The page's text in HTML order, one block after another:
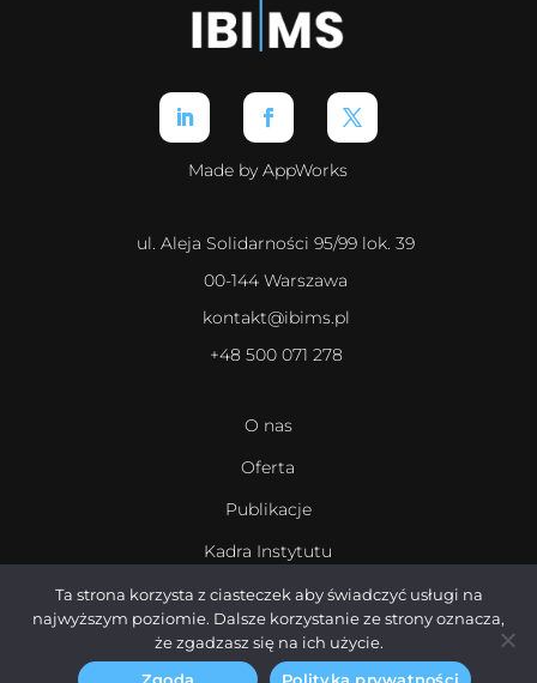
Made by AppWorks
ul. Aleja Solidarności 95/99 lok. 39
00-144 Warszawa
kontakt@ibims.pl
+48 500 071 278
O nas
Oferta
Publikacje
Kadra Instytutu
Kariera
Ta strona korzysta z ciasteczek aby świadczyć usługi na
najwyższym poziomie. Dalsze korzystanie ze strony oznacza,
że zgadzasz się na ich użycie.
Zgoda
Polityka prywatności